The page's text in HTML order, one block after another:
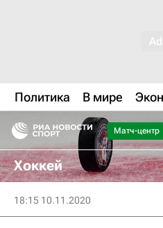
Политика В мире
Матч-центр
Хоккей
18:15 10.11.2020